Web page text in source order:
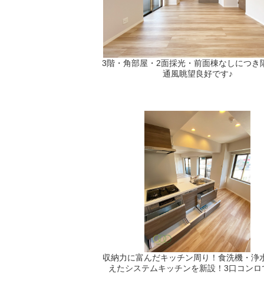
3階・角部屋・2面採光・前面棟なしにつき
通風眺望良好です♪
収納力に富んだキッチン周り！食洗機・浄
えたシステムキッチンを新設！3口コンロ